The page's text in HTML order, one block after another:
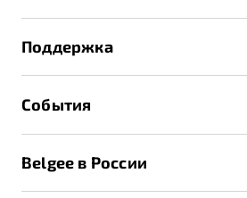
Получить предложение
Страхование
Расчет КАСКО
Техническое обслуживание
Калькулятор ТО
Поддержка
Помощь на дорогах
Belgee Линк
События
Belgee в России